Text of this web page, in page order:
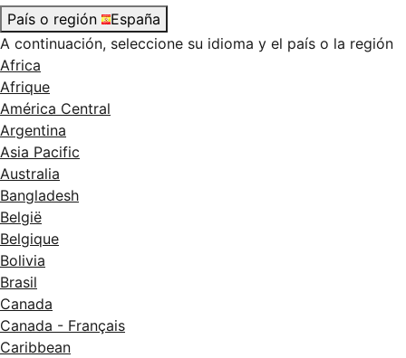
País o región
España
A continuación, seleccione su idioma y el país o la región
Africa
Afrique
América Central
Argentina
Asia Pacific
Australia
Bangladesh
België
Belgique
Bolivia
Brasil
Canada
Canada - Français
Caribbean